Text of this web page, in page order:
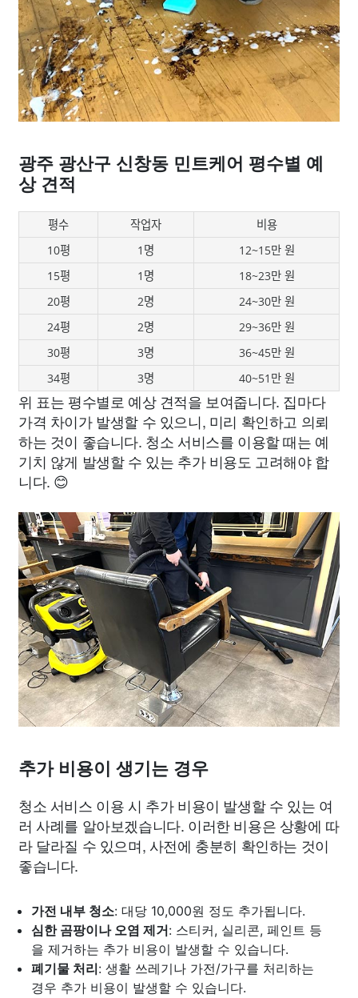
광주 광산구 신창동 민트케어 평수별 예
상 견적
평수 작업자
비용
10평
1명
12~15만 원
15평
1명
18~23만 원
20평
2명
24~30만 원
24평
2명
29~36만 원
30평
3명
36~45만 원
34평
3명 40~51만 원
위 표는 평수별로 예상 견적을 보여줍니다. 집마다
가격 차이가 발생할 수 있으니, 미리 확인하고 의뢰
하는 것이 좋습니다. 청소 서비스를 이용할 때는 예
기치 않게 발생할 수 있는 추가 비용도 고려해야 합
니다. 😊
추가 비용이 생기는 경우
청소 서비스 이용 시 추가 비용이 발생할 수 있는 여
러 사례를 알아보겠습니다. 이러한 비용은 상황에 따
라 달라질 수 있으며, 사전에 충분히 확인하는 것이
좋습니다.
가전 내부 청소: 대당 10,000원 정도 추가됩니다.
심한 곰팡이나 오염 제거: 스티커, 실리콘, 페인트 등
을 제거하는 추가 비용이 발생할 수 있습니다.
폐기물 처리: 생활 쓰레기나 가전/가구를 처리하는
경우 추가 비용이 발생할 수 있습니다.